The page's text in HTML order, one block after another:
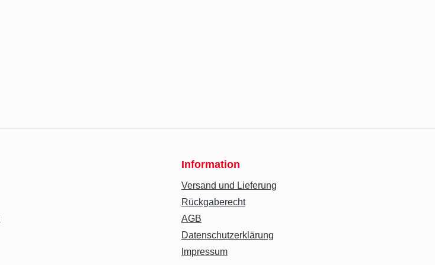
Information
Versand und Lieferung
Rückgaberecht
AGB
Datenschutzerklärung
Impressum